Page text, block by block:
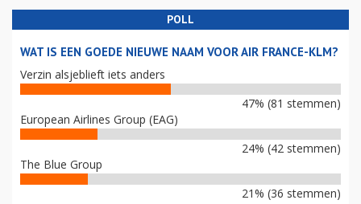
POLL
WAT IS EEN GOEDE NIEUWE NAAM VOOR AIR FRANCE-KLM?
Verzin alsjeblieft iets anders
47% (81 stemmen)
European Airlines Group (EAG)
24% (42 stemmen)
The Blue Group
21% (36 stemmen)